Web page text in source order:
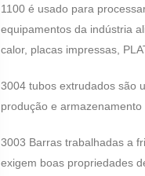
1100 é usado para
equipamentos da indústria
calor, placas impressas,
3004 tubos extrudados são
produção e
3003 Barras trabalhadas a
exigem boas propriedades